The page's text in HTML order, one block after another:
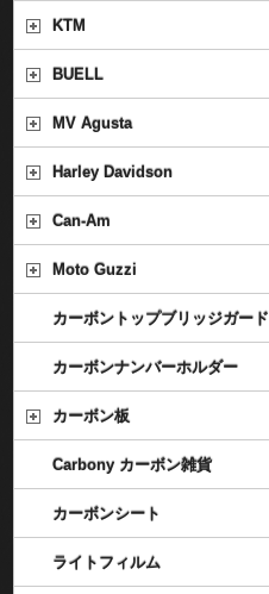
KTM
BUELL
MV Agusta
Harley Davidson
Can-Am
Moto Guzzi
カーボントップブリッジガード
カーボンナンバーホルダー
カーボン板
Carbony カーボン雑貨
カーボンシート
ライトフィルム